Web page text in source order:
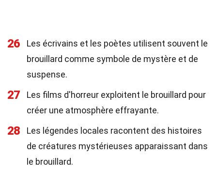
26
Les écrivains et les poètes utilisent souvent le
brouillard comme symbole de mystère et de
suspense.
27
Les films d'horreur exploitent le brouillard pour
créer une atmosphère effrayante.
28
Les légendes locales racontent des histoires
de créatures mystérieuses apparaissant dans
le brouillard.